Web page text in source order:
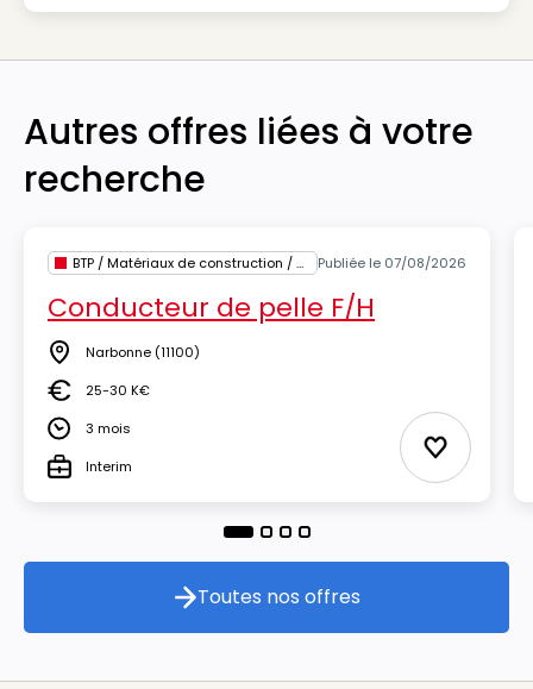
Autres offres liées à votre
recherche
BTP / Matériaux de construction / Architecture Publiée le 07/08/2026
Conducteur de pelle F/H
Lieu Narbonne (11100)
Salaire25-30 K€
Durée3 mois
TypeInterim Ajouter
Toutes nos offres
Toutes nos offres